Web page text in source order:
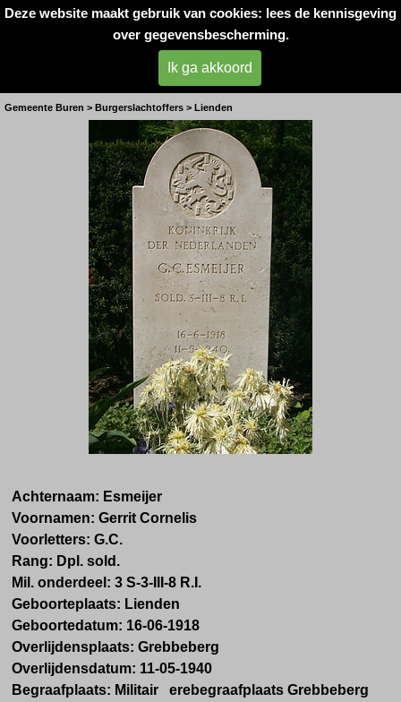
Deze website maakt gebruik van cookies: lees de kennisgeving
over gegevensbescherming.
Ik ga akkoord
Oorlogsslachtoffers
West- Betuwe
Gemeente Buren > Burgerslachtoffers > Lienden
Achternaam: Esmeijer
Voornamen: Gerrit Cornelis
Voorletters: G.C.
Rang: Dpl. sold.
Mil. onderdeel: 3 S-3-III-8 R.I.
Geboorteplaats: Lienden
Geboortedatum: 16-06-1918
Overlijdensplaats: Grebbeberg
Overlijdensdatum: 11-05-1940
Begraafplaats: Militair erebegraafplaats Grebbeberg